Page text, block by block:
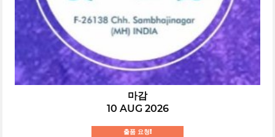
마감
10 AUG 2026
출품 요청!